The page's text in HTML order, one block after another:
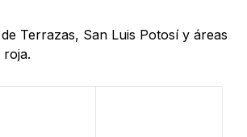
Terrazas, San Luis Potosí y áreas